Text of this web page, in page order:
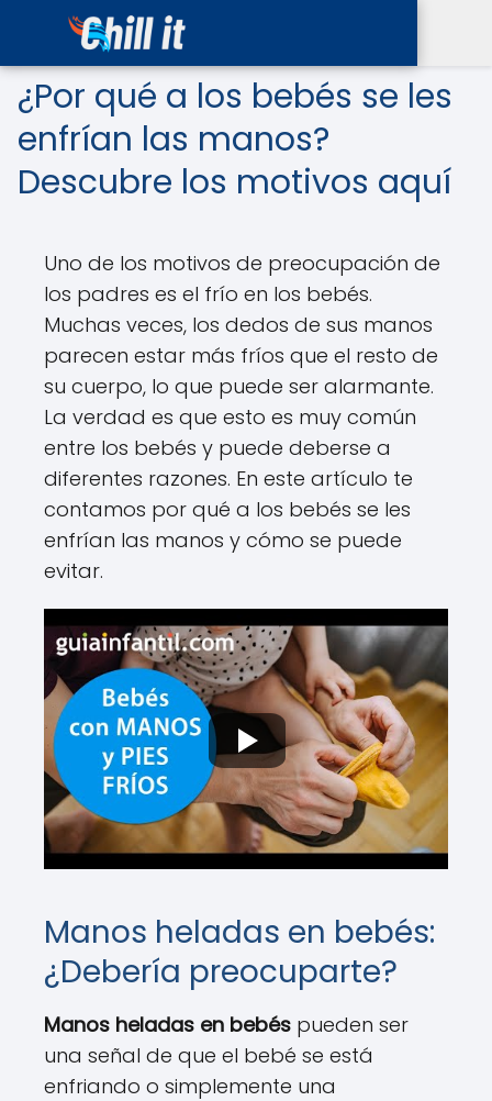
¿Por qué a los bebés se les
enfrían las manos?
Descubre los motivos aquí
Uno de los motivos de preocupación de
los padres es el frío en los bebés.
Muchas veces, los dedos de sus manos
parecen estar más fríos que el resto de
su cuerpo, lo que puede ser alarmante.
La verdad es que esto es muy común
entre los bebés y puede deberse a
diferentes razones. En este artículo te
contamos por qué a los bebés se les
enfrían las manos y cómo se puede
evitar.
Manos heladas en bebés:
¿Debería preocuparte?
Manos heladas en bebés pueden ser
una señal de que el bebé se está
enfriando o simplemente una